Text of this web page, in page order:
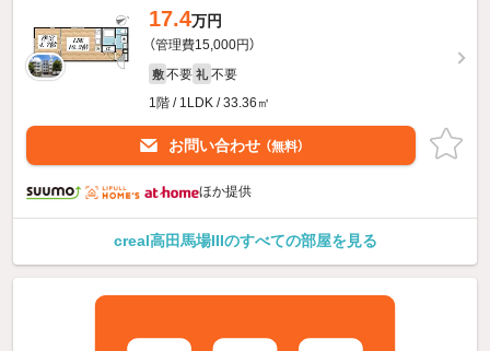
17.4万円
（管理費15,000円）
敷 不要 礼 不要
1階 / 1LDK / 33.36㎡
お問い合わせ （無料）
ほか提供
creal高田馬場IIIのすべての部屋を見る